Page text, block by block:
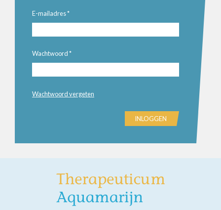
E-mailadres*
Wachtwoord*
Wachtwoord vergeten
INLOGGEN